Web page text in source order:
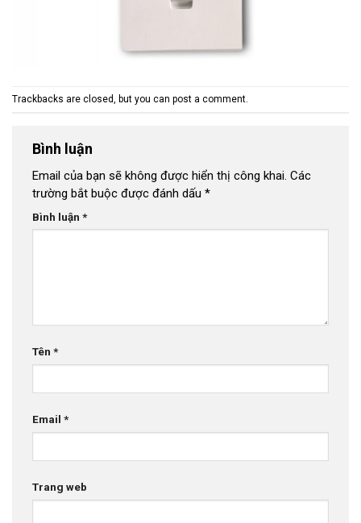
Trackbacks are closed, but you can post a comment.
Bình luận
Email của bạn sẽ không được hiển thị công khai. Các
trường bắt buộc được đánh dấu *
Bình luận *
Tên *
Email *
Trang web